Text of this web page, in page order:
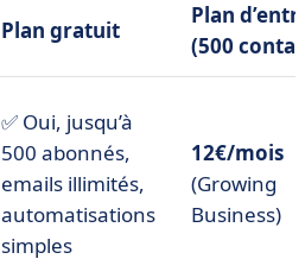
Plan gratuit
Plan
(500
✅ Oui, jusqu’à
500 abonnés,
emails illimités,
automatisations
simples
12€/mois
(Growing
Business)